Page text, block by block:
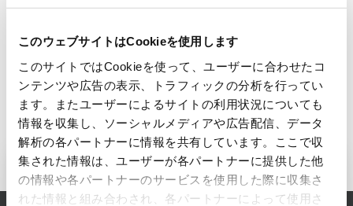
このウェブサイトはCookieを使用します
このサイトではCookieを使って、ユーザーに合わせたコ
ンテンツや広告の表示、トラフィックの分析を行ってい
ます。またユーザーによるサイトの利用状況についても
情報を収集し、ソーシャルメディアや広告配信、データ
解析の各パートナーに情報を共有しています。ここで収
集された情報は、ユーザーが各パートナーに提供した他
の情報や各パートナーのサービスを使用した際に収集さ
れた情報と組み合わされ、各パートナーによって使用さ
Inquiry to Electronics Business